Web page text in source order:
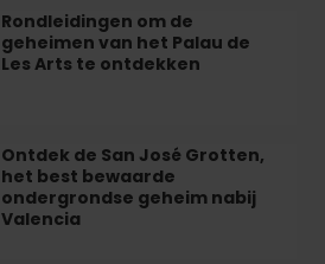
Rondleidingen om de
geheimen van het Palau de
Les Arts te ontdekken
Ontdek de San José Grotten,
het best bewaarde
ondergrondse geheim nabij
Valencia